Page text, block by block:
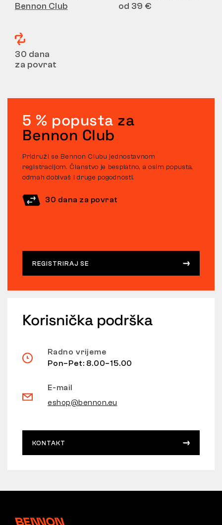
Bennon Club
od 39 €
30 dana
za povrat
5 % popusta za
Bennon Club
Pridruži se Bennon Clubu jednostavnom
registracijom. Članstvo je besplatno, a osim popusta,
odmah dobivaš i druge pogodnosti.
30 dana za povrat
REGISTRIRAJ SE
Korisnička podrška
Radno vrijeme
Pon–Pet: 8.00–15.00
E-mail
eshop@bennon.eu
KONTAKT